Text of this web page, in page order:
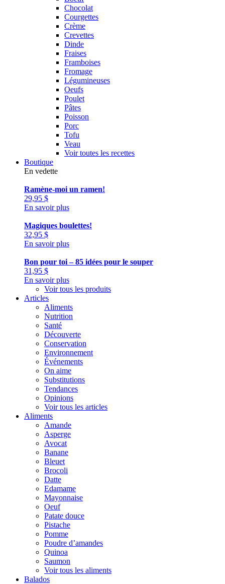
Chocolat
Courgettes
Crème
Crevettes
Dinde
Fraises
Framboises
Fromage
Légumineuses
Oeufs
Poulet
Pâtes
Poisson
Porc
Tofu
Veau
Voir toutes les recettes
Boutique
En vedette
Ramène-moi un ramen!
29,95 $
En savoir plus
Magiques boulettes!
32,95 $
En savoir plus
Bon pour toi – 85 idées pour le souper
31,95 $
En savoir plus
Voir tous les produits
Articles
Aliments
Nutrition
Santé
Découverte
Conservation
Environnement
Événements
On aime
Substitutions
Tendances
Opinions
Voir tous les articles
Aliments
Amande
Asperge
Avocat
Banane
Bleuet
Brocoli
Datte
Edamame
Mayonnaise
Oeuf
Patate douce
Pistache
Pomme
Poudre d’amandes
Quinoa
Saumon
Voir tous les aliments
Balados